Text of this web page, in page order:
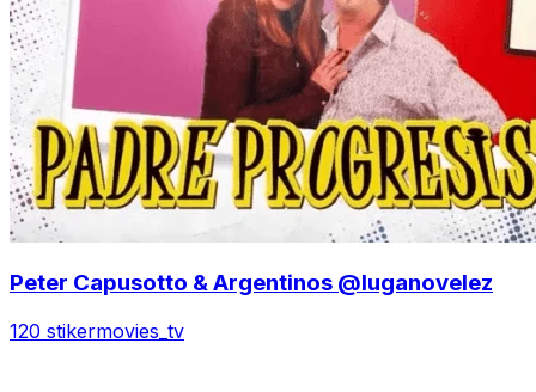
Peter Capusotto & Argentinos @luganovelez
120 stikermovies_tv